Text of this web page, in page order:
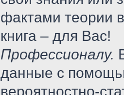
фактами теории
книга – для Вас!
Профессионалу.
данные с
вероятностно-